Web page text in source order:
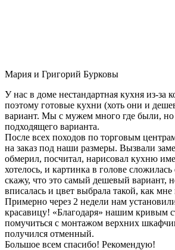
Мария и Григорий Бурковы
У нас в доме нестандартная кухня из-за
поэтому готовые кухни (хоть они и
вариант. Мы с мужем много где были,
подходящего варианта.
После всех походов по торговым
на заказ под наши размеры. Вызвали
обмерил, посчитал, нарисовал кухню
хотелось, и картинка в голове
скажу, что это самый дешевый вариант,
вписалась и цвет выбрала такой, как мне
Примерно через 2 недели нам
красавицу! «Благодаря» нашим кривым
помучиться с монтажом верхних
получился отменный.
Большое всем спасибо! Рекомендую!